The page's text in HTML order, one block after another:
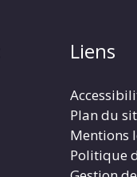
Liens
Plan du
Mentions
Politique